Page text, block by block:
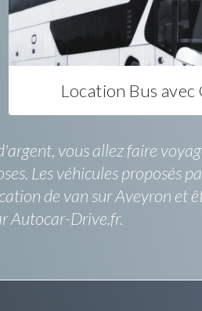
Location Bus
vous allez faire
Les véhicules proposés
de van sur Aveyron et
Autocar-Drive.fr.